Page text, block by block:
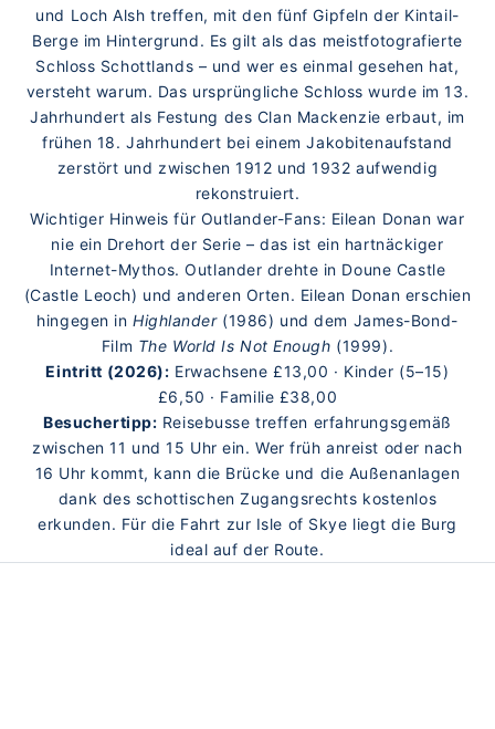
und Loch Alsh treffen, mit den fünf Gipfeln der Kintail-
Berge im Hintergrund. Es gilt als das meistfotografierte
Schloss Schottlands – und wer es einmal gesehen hat,
versteht warum. Das ursprüngliche Schloss wurde im 13.
Jahrhundert als Festung des Clan Mackenzie erbaut, im
frühen 18. Jahrhundert bei einem Jakobitenaufstand
zerstört und zwischen 1912 und 1932 aufwendig
rekonstruiert.
Wichtiger Hinweis für Outlander-Fans: Eilean Donan war
nie ein Drehort der Serie – das ist ein hartnäckiger
Internet-Mythos. Outlander drehte in Doune Castle
(Castle Leoch) und anderen Orten. Eilean Donan erschien
hingegen in Highlander(1986) und dem James-Bond-
Film The World Is Not Enough (1999).
Eintritt (2026): Erwachsene £13,00 · Kinder (5–15)
£6,50 · Familie £38,00
Besuchertipp: Reisebusse treffen erfahrungsgemäß
zwischen 11 und 15 Uhr ein. Wer früh anreist oder nach
16 Uhr kommt, kann die Brücke und die Außenanlagen
dank des schottischen Zugangsrechts kostenlos
erkunden. Für die Fahrt zur Isle of Skye liegt die Burg
ideal auf der Route.